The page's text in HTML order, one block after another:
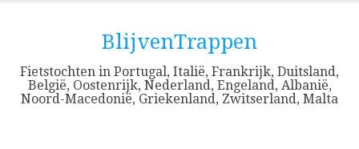
BlijvenTrappen
Fietstochten in Portugal, Italië, Frankrijk, Duitsland,
België, Oostenrijk, Nederland, Engeland, Albanië,
Noord-Macedonië, Griekenland, Zwitserland, Malta